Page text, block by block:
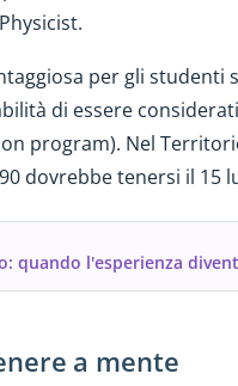
per gli
di essere
program). Nel
dovrebbe tenersi il 15
quando l'esperienza
a mente